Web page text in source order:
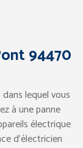
94470
lequel vous
à une panne
électrique
d’électricien